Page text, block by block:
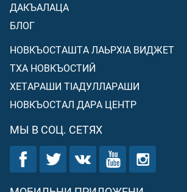
ДАКЪАЛАЦА
БЛОГ
НОВКЪОСТАШТА ЛАЬРХIА ВИДЖЕТ
ТХА НОВКЪОСТИЙ
ХЕТАРАШИ ТIАДУЛЛАРАШИ
НОВКЪОСТАЛ ДАРА ЦЕНТР
МЫ В СОЦ. СЕТЯХ